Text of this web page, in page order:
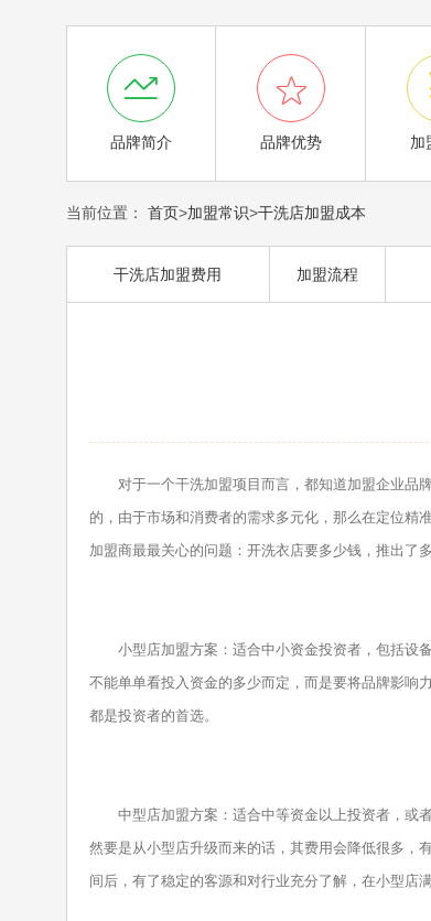

品牌简介

品牌优势 加
当前位置： 首页>加盟常识>干洗店加盟成本
干洗店加盟费用 加盟流程
对于一个干洗加盟项目而言，都知道加盟企业品牌
的，由于市场和消费者的需求多元化，那么在定位精
加盟商最最关心的问题：开洗衣店要多少钱，推出了
小型店加盟方案：适合中小资金投资者，包括设备
不能单单看投入资金的多少而定，而是要将品牌影响
都是投资者的首选。
中型店加盟方案：适合中等资金以上投资者，或者
然要是从小型店升级而来的话，其费用会降低很多，
间后，有了稳定的客源和对行业充分了解，在小型店